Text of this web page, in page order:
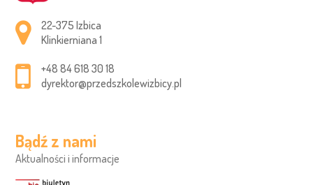
Adres pocztowy:
22-375 Izbica
Klinkierniana 1
+48 84 618 30 18
dyrektor@przedszkolewizbicy.pl
Bądź z nami
Aktualności i informacje